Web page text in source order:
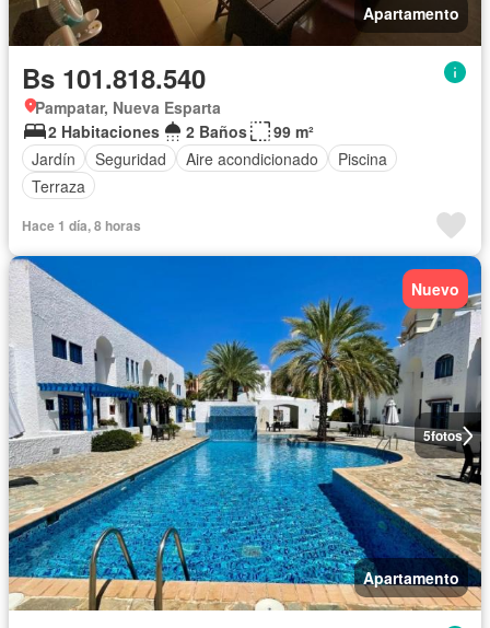
Apartamento
Bs 101.818.540
Pampatar, Nueva Esparta
2 Habitaciones
2 Baños
99 m²
Jardín
Seguridad Aire acondicionado
Piscina
Terraza
Hace 1 día, 8 horas
5fotos
Nuevo
Apartamento